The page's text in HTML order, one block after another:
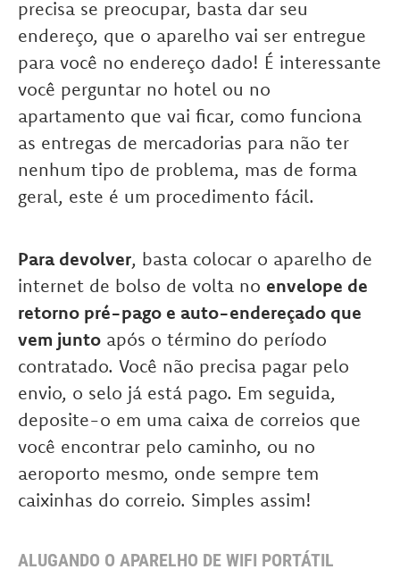
precisa se preocupar, basta dar seu
endereço, que o aparelho vai ser entregue
para você no endereço dado! É interessante
você perguntar no hotel ou no
apartamento que vai ficar, como funciona
as entregas de mercadorias para não ter
nenhum tipo de problema, mas de forma
geral, este é um procedimento fácil.
Para devolver, basta colocar o aparelho de
internet de bolso de volta no envelope de
retorno pré-pago e auto-endereçado que
vem junto após o término do período
contratado. Você não precisa pagar pelo
envio, o selo já está pago. Em seguida,
deposite-o em uma caixa de correios que
você encontrar pelo caminho, ou no
aeroporto mesmo, onde sempre tem
caixinhas do correio. Simples assim!
ALUGANDO O APARELHO DE WIFI PORTÁTIL